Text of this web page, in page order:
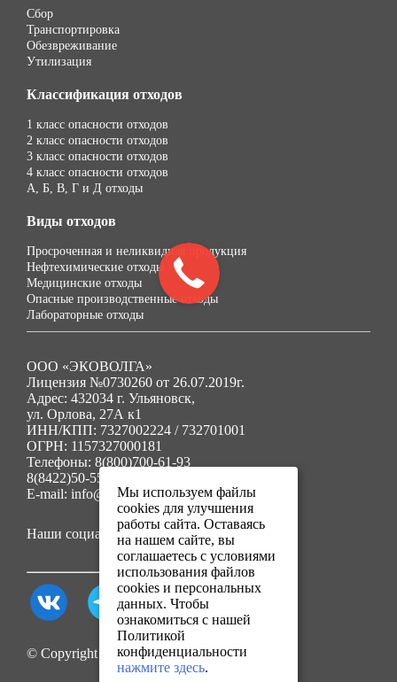
Сбор
Транспортировка
Обезвреживание
Утилизация
Классификация отходов
1 класс опасности отходов
2 класс опасности отходов
3 класс опасности отходов
4 класс опасности отходов
А, Б, В, Г и Д отходы
Виды отходов
Просроченная и неликвидная продукция
Нефтехимические отходы
Медицинские отходы
Опасные производственные отходы
Лабораторные отходы
ООО «ЭКОВОЛГА»
Лицензия №0730260 от 26.07.2019г.
Адрес: 432034 г. Ульяновск,
ул. Орлова, 27А к1
ИНН/КПП: 7327002224 / 732701001
ОГРН: 1157327000181
Телефоны: 8(800)700-61-93
8(8422)50-55-91
E-mail: info@ecovolga73.ru
Наши социальные сети:
© Copyright 2025. Все права защищены.
Мы используем файлы
cookies для улучшения
работы сайта. Оставаясь
на нашем сайте, вы
соглашаетесь с условиями
использования файлов
cookies и персональных
данных. Чтобы
ознакомиться с нашей
Политикой
конфиденциальности
нажмите здесь.